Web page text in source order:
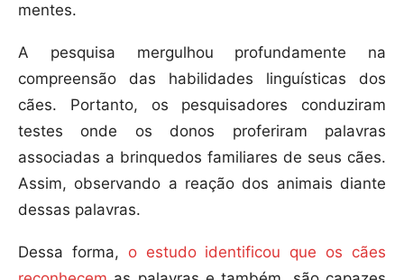
mentes.
A pesquisa mergulhou profundamente na
compreensão das habilidades linguísticas dos
cães. Portanto, os pesquisadores conduziram
testes onde os donos proferiram palavras
associadas a brinquedos familiares de seus cães.
Assim, observando a reação dos animais diante
dessas palavras.
Dessa forma, o estudo identificou que os cães